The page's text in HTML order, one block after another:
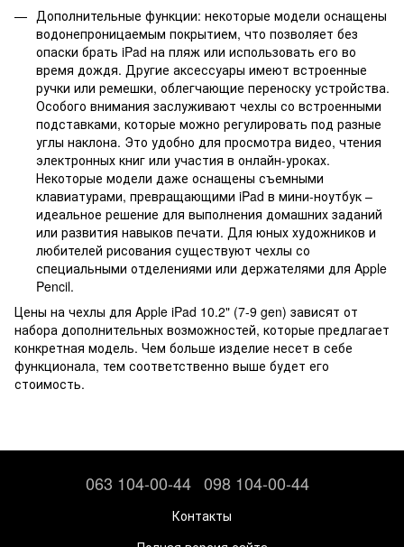
Дополнительные функции: некоторые модели оснащены
водонепроницаемым покрытием, что позволяет без
опаски брать iPad на пляж или использовать его во
время дождя. Другие аксессуары имеют встроенные
ручки или ремешки, облегчающие переноску устройства.
Особого внимания заслуживают чехлы со встроенными
подставками, которые можно регулировать под разные
углы наклона. Это удобно для просмотра видео, чтения
электронных книг или участия в онлайн-уроках.
Некоторые модели даже оснащены съемными
клавиатурами, превращающими iPad в мини-ноутбук –
идеальное решение для выполнения домашних заданий
или развития навыков печати. Для юных художников и
любителей рисования существуют чехлы со
специальными отделениями или держателями для Apple
Pencil.
Цены на чехлы для Apple iPad 10.2" (7-9 gen) зависят от
набора дополнительных возможностей, которые предлагает
конкретная модель. Чем больше изделие несет в себе
функционала, тем соответственно выше будет его
стоимость.
063 104-00-44 098 104-00-44
Контакты